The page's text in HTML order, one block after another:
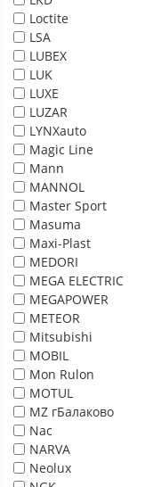
Loctite
LSA
LUBEX
LUK
LUXE
LUZAR
LYNXauto
Magic Line
Mann
MANNOL
Master Sport
Masuma
Maxi-Plast
MEDORI
MEGA ELECTRIC
MEGAPOWER
METEOR
Mitsubishi
MOBIL
Mon Rulon
MOTUL
MZ гБалаково
Nac
NARVA
Neolux